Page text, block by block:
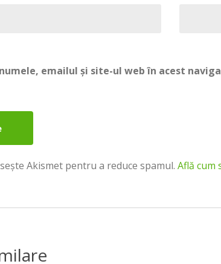
emailul și site-ul web în acest
Akismet pentru a reduce spamul. Află cum